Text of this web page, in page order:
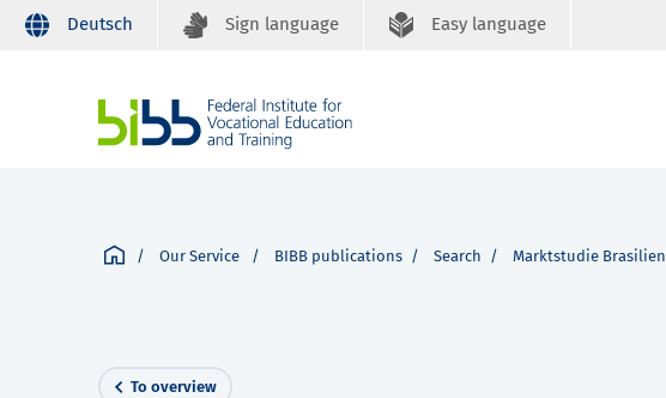
Deutsch Sign language Easy language
Our Service BIBB publications Search Marktstudie Brasilien
To overview